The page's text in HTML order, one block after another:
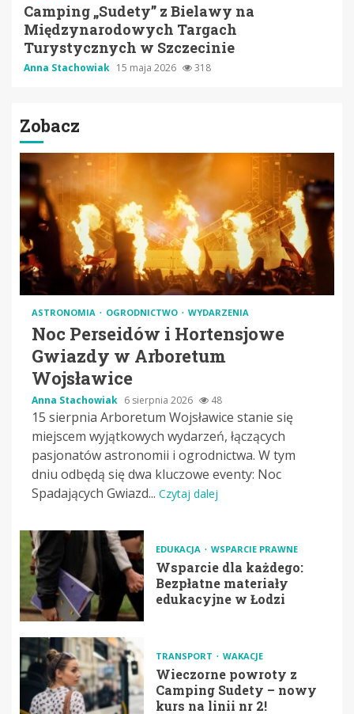
Camping „Sudety” z Bielawy na
Międzynarodowych Targach
Turystycznych w Szczecinie
Anna Stachowiak 15 maja 2026 318
Zobacz
ASTRONOMIA OGRODNICTWO WYDARZENIA
Noc Perseidów i Hortensjowe
Gwiazdy w Arboretum
Wojsławice
Anna Stachowiak 6 sierpnia 2026 48
15 sierpnia Arboretum Wojsławice stanie się
miejscem wyjątkowych wydarzeń, łączących
pasjonatów astronomii i ogrodnictwa. W tym
dniu odbędą się dwa kluczowe eventy: Noc
Spadających Gwiazd... Czytaj dalej
EDUKACJA WSPARCIE PRAWNE
Wsparcie dla każdego:
Bezpłatne materiały
edukacyjne w Łodzi
TRANSPORT WAKACJE
Wieczorne powroty z
Camping Sudety – nowy
kurs na linii nr 2!